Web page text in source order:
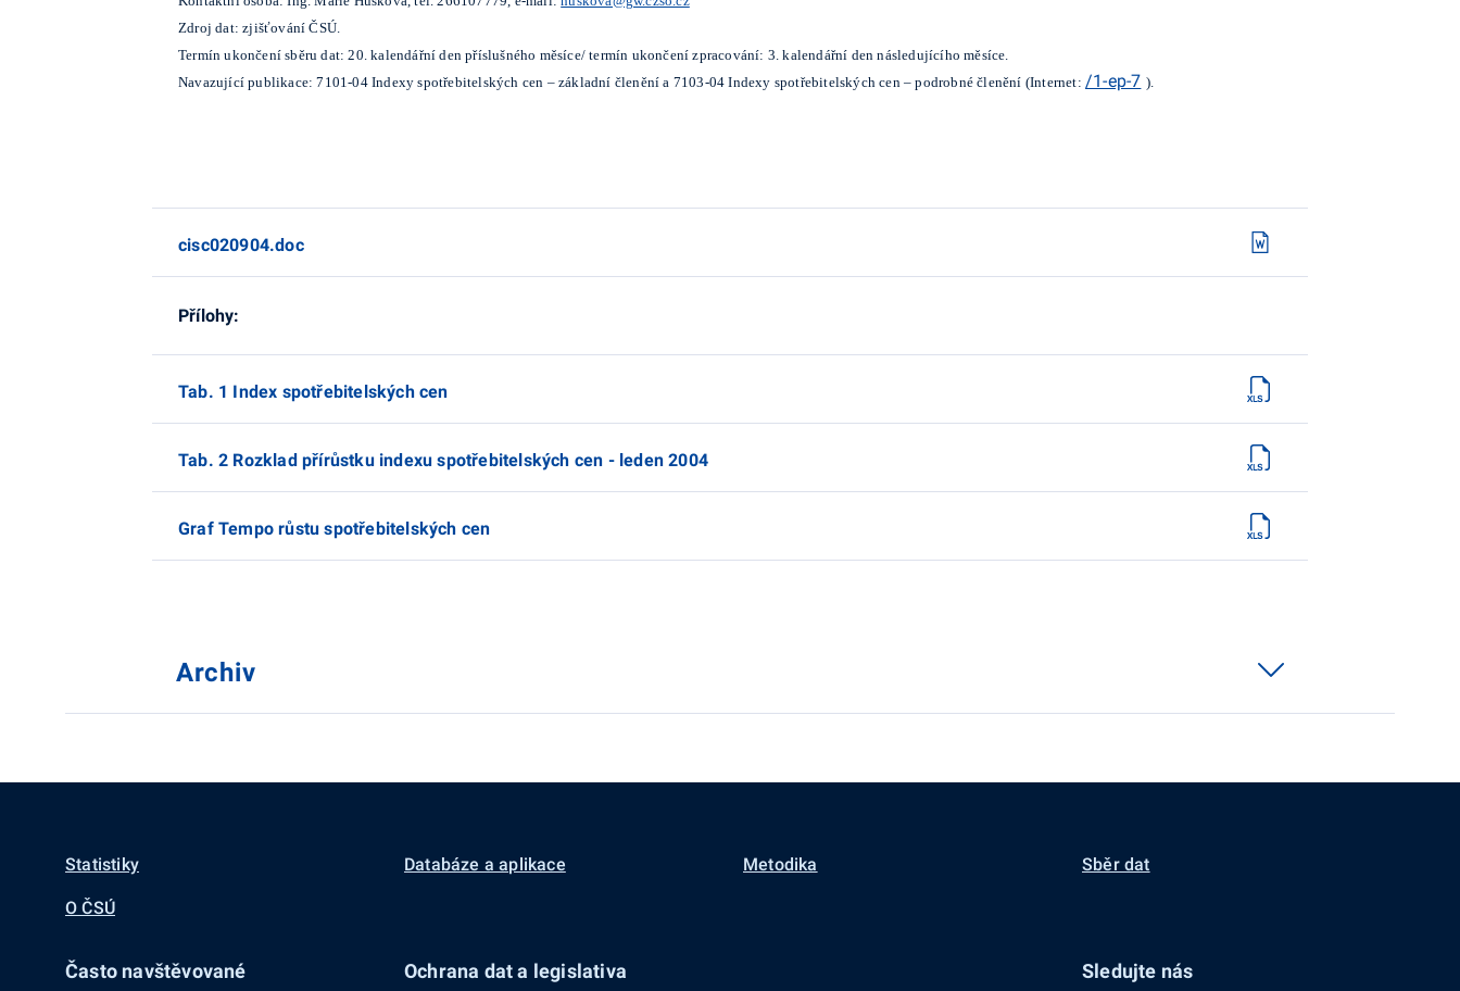
Zdroj dat: zjišťování ČSÚ.
Termín ukončení sběru dat: 20. kalendářní den příslušného měsíce/ termín ukončení zpracování: 3. kalendářní den následujícího měsíce.
Navazující publikace: 7101-04 Indexy spotřebitelských cen – základní členění a 7103-04 Indexy spotřebitelských cen – podrobné členění (Internet:/1-ep-7 ).
cisc020904.doc
Přílohy:
Tab. 1 Index spotřebitelských cen
Tab. 2 Rozklad přírůstku indexu spotřebitelských cen - leden 2004
Graf Tempo růstu spotřebitelských cen
Archiv
Statistiky Databáze a aplikace Metodika Sběr dat
O ČSÚ
Často navštěvované Ochrana dat a legislativa Sledujte nás